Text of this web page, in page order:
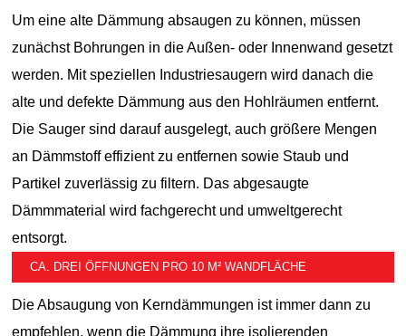
Um eine alte Dämmung absaugen zu können, müssen
zunächst Bohrungen in die Außen- oder Innenwand gesetzt
werden. Mit speziellen Industriesaugern wird danach die
alte und defekte Dämmung aus den Hohlräumen entfernt.
Die Sauger sind darauf ausgelegt, auch größere Mengen
an Dämmstoff effizient zu entfernen sowie Staub und
Partikel zuverlässig zu filtern. Das abgesaugte
Dämmmaterial wird fachgerecht und umweltgerecht
entsorgt.
CA. DREI ÖFFNUNGEN PRO 10 M² WANDFLÄCHE
Die Absaugung von Kerndämmungen ist immer dann zu
empfehlen, wenn die Dämmung ihre isolierenden